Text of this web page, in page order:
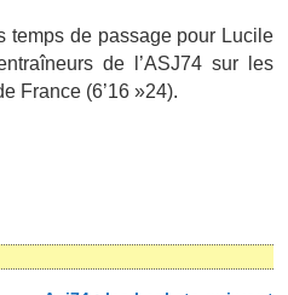
temps de passage pour Lucile
de l’ASJ74 sur les
France (6’16 »24).